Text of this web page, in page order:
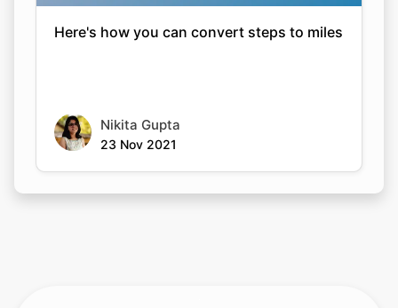
Here's how you can convert steps to miles
Nikita Gupta
23 Nov 2021